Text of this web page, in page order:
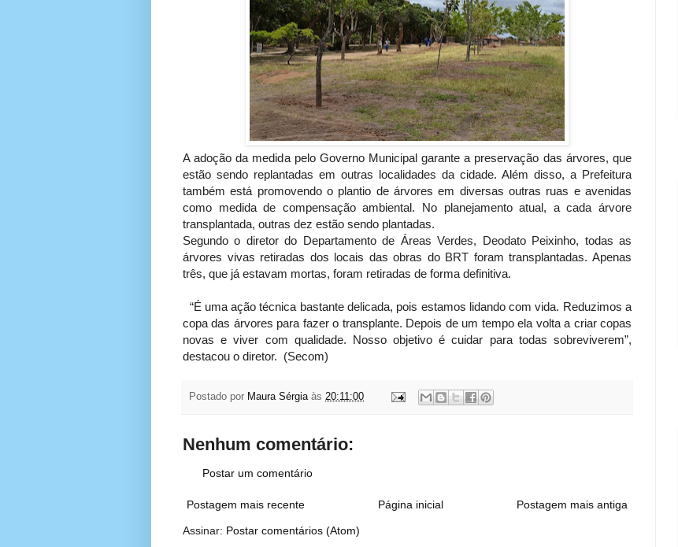
A adoção da medida pelo Governo Municipal garante a preservação das árvores, que
estão sendo replantadas em outras localidades da cidade. Além disso, a Prefeitura
também está promovendo o plantio de árvores em diversas outras ruas e avenidas
como medida de compensação ambiental. No planejamento atual, a cada árvore
transplantada, outras dez estão sendo plantadas.
Segundo o diretor do Departamento de Áreas Verdes, Deodato Peixinho, todas as
árvores vivas retiradas dos locais das obras do BRT foram transplantadas. Apenas
três, que já estavam mortas, foram retiradas de forma definitiva.
“É uma ação técnica bastante delicada, pois estamos lidando com vida. Reduzimos a
copa das árvores para fazer o transplante. Depois de um tempo ela volta a criar copas
novas e viver com qualidade. Nosso objetivo é cuidar para todas sobreviverem”,
destacou o diretor. (Secom)
Postado por Maura Sérgia às 20:11:00
Nenhum comentário:
Postar um comentário
Postagem mais recente Postagem mais antiga
Página inicial
Assinar: Postar comentários (Atom)